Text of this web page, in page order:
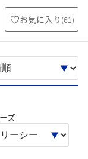
お気に入り (61)
ズ